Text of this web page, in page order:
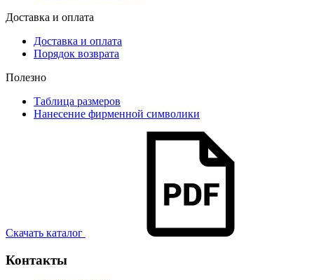
Доставка и оплата
Доставка и оплата
Порядок возврата
Полезно
Таблица размеров
Нанесение фирменной символики
Скачать каталог
Контакты